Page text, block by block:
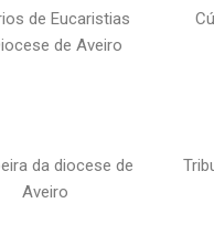
de Eucaristias
de Aveiro
da diocese de
Aveiro